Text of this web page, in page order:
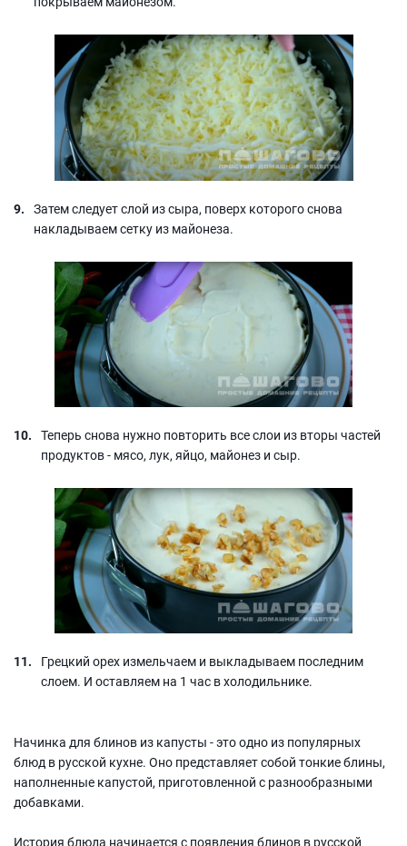
Затем следует слой из сыра, поверх которого снова
накладываем сетку из майонеза.
Теперь снова нужно повторить все слои из вторы частей
продуктов - мясо, лук, яйцо, майонез и сыр.
Грецкий орех измельчаем и выкладываем последним
слоем. И оставляем на 1 час в холодильнике.
Начинка для блинов из капусты - это одно из популярных
блюд в русской кухне. Оно представляет собой тонкие блины,
наполненные капустой, приготовленной с разнообразными
добавками.
История блюда начинается с появления блинов в русской